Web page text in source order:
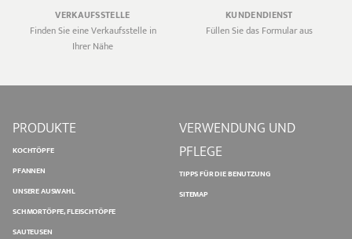
VERKAUFSSTELLE
Finden Sie eine Verkaufsstelle in
Ihrer Nähe
KUNDENDIENST
Füllen Sie das Formular aus
PRODUKTE
KOCHTÖPFE
PFANNEN
UNSERE AUSWAHL
SCHMORTÖPFE, FLEISCHTÖPFE
SAUTEUSEN
VERWENDUNG UND
PFLEGE
TIPPS FÜR DIE BENUTZUNG
SITEMAP